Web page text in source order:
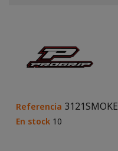
Referencia 3121SMOKE
En stock 10